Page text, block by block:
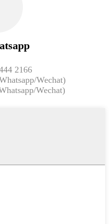
2166
Wechat)
Wechat)